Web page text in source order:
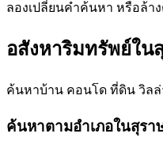
ลองเปลี่ยนคำค้นหา หรือล้า
อสังหาริมทรัพย์ใน
ค้นหาบ้าน คอนโด ที่ดิน วิลล่
ค้นหาตามอำเภอในสุรา